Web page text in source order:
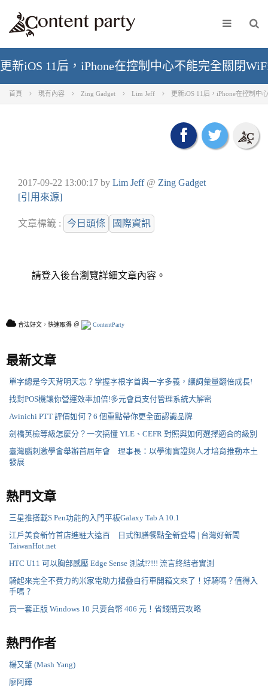
更新iOS 11后，iPhone在控制中心不能完全關閉
首頁 現有內容 Zing Gadget Lim Jeff 更新iOS 11后，iPhone在控制中
2017-09-22 13:00:17 by Lim Jeff@ Zing Gadget
[引用來源]
文章標籤 : 今日頭條 國際資訊
請登入後台瀏覽詳細文章內容。
合法好文，快速取得 ＠ ContentParty
最新文章
單字總是今天背明天忘？掌握字根字首與一字多義，讓詞彙量翻倍成長!
找對POS機讓你營運效率加倍!多元會員支付管理系統大解密
Avinichi PTT 評價如何？6 個重點帶你更全面認識品牌
劍橋英檢等級怎麼分？一次搞懂 YLE、CEFR 對照與如何選擇適合的級別
臺灣腦刺激學會舉辦首屆年會 理事長：以學術實證與人才培育推動本土
發展
熱門文章
三星推搭載S Pen功能的入門平板Galaxy Tab A 10.1
江戶美食新竹首店進駐大遠百 日式御膳餐點全新登場 | 台灣好新聞
TaiwanHot.net
HTC U11 可以胸部感壓 Edge Sense 測試!?!!! 流言終結者實測
騎起來完全不費力的米家電助力摺疊自行車開箱文來了！好騎嗎？值得入
手嗎？
買一套正版 Windows 10 只要台幣 406 元！省錢購買攻略
熱門作者
楊又肇 (Mash Yang)
廖阿輝